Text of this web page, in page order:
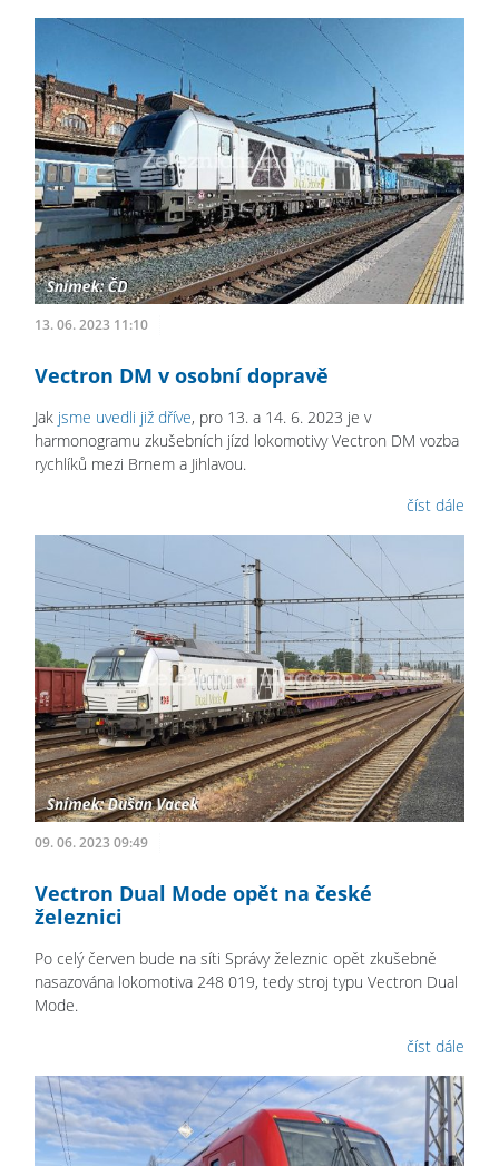
13. 06. 2023 11:10
Vectron DM v osobní dopravě
Jak jsme uvedli již dříve, pro 13. a 14. 6. 2023 je v
harmonogramu zkušebních jízd lokomotivy Vectron DM vozba
rychlíků mezi Brnem a Jihlavou.
číst dále
09. 06. 2023 09:49
Vectron Dual Mode opět na české
železnici
Po celý červen bude na síti Správy železnic opět zkušebně
nasazována lokomotiva 248 019, tedy stroj typu Vectron Dual
Mode.
číst dále